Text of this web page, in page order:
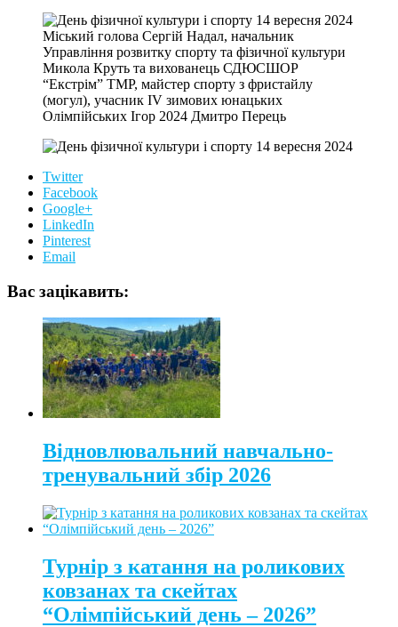
Міський голова Сергій Надал, начальник
Управління розвитку спорту та фізичної культури
Микола Круть та вихованець СДЮСШОР
“Екстрім” ТМР, майстер спорту з фристайлу
(могул), учасник IV зимових юнацьких
Олімпійських Ігор 2024 Дмитро Перець
Twitter
Facebook
Google+
LinkedIn
Pinterest
Email
Вас зацікавить:
Відновлювальний навчально-
тренувальний збір 2026
Турнір з катання на роликових
ковзанах та скейтах
“Олімпійський день – 2026”